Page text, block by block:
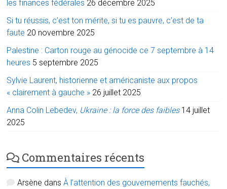
les finances fédérales 26 décembre 2025
Si tu réussis, c’est ton mérite, si tu es pauvre, c’est de ta
faute 20 novembre 2025
Palestine : Carton rouge au génocide ce 7 septembre à 14
heures 5 septembre 2025
Sylvie Laurent, historienne et américaniste aux propos
« clairement à gauche » 26 juillet 2025
Anna Colin Lebedev, Ukraine : la force des faibles 14 juillet
2025
Commentaires récents
Arsène dansÀ l’attention des gouvernements fauchés,